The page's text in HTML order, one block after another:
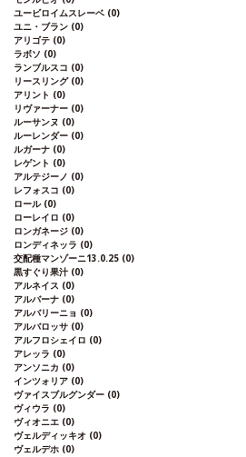
ユービロイムスレーベ (0)
ユニ・ブラン (0)
アリゴテ (0)
ラボソ (0)
ランブルスコ (0)
リースリング (0)
アリント (0)
リヴァーナー (0)
ルーサンヌ (0)
ルーレンダー (0)
ルガーナ (0)
レゲント (0)
アルテジーノ (0)
レフォスコ (0)
ロール (0)
ローレイロ (0)
ロンガネージ (0)
ロンディネッラ (0)
交配種マンゾーニ13.0.25 (0)
黒すぐり果汁 (0)
アルネイス (0)
アルバーナ (0)
アルバリーニョ (0)
アルバロッサ (0)
アルフロシェイロ (0)
アレッラ (0)
アンソニカ (0)
インツォリア (0)
ヴァイスブルグンダー (0)
ヴィウラ (0)
ヴィオニエ (0)
ヴェルディッキオ (0)
ヴェルデホ (0)